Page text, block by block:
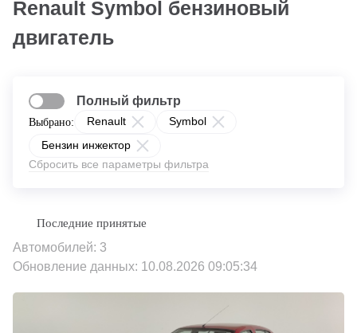
Renault Symbol бензиновый
двигатель
Выбрано: Renault
Symbol
Бензин инжектор
Сбросить все параметры фильтра
Полный фильтр
Автомобилей: 3
Обновление данных: 10.08.2026 09:05:34